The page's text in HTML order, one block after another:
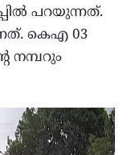
പറയുന്നത്.
കെഎ 03
നമ്പറും